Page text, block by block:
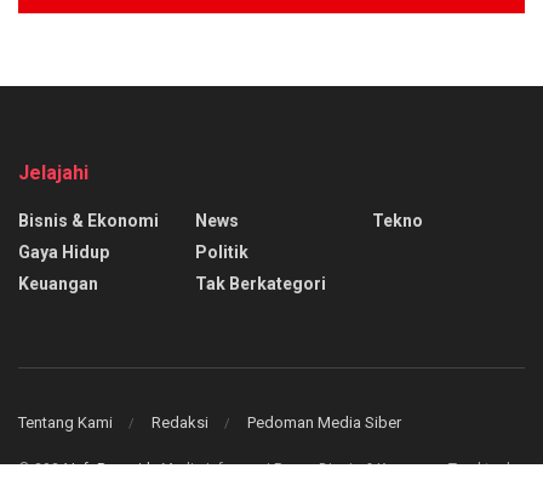
Jelajahi
Bisnis & Ekonomi
Gaya Hidup
Keuangan
News
Politik
Tak Berkategori
Tekno
Tentang Kami Redaksi Pedoman Media Siber
© 2024InfoPasar.id- Media Informasi Pasar, Bisnis & Keuangan Teraktual